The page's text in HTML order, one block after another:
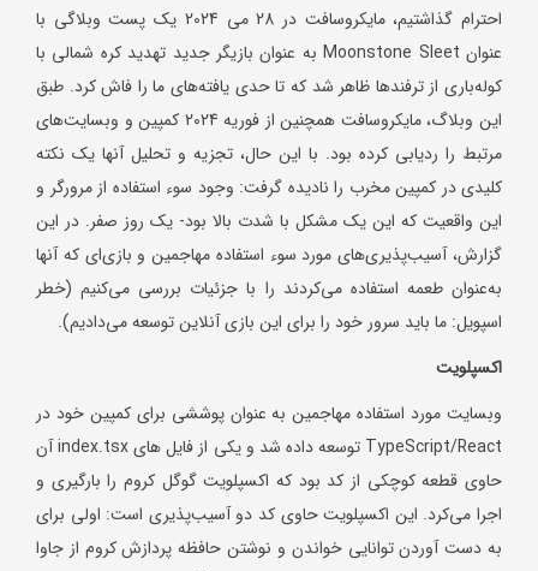
احترام گذاشتیم، مایکروسافت در 28 می 2024 یک پست وبلاگی با
عنوان Moonstone Sleet به عنوان بازیگر جدید تهدید کره شمالی با
کوله‌باری از ترفندها ظاهر شد که تا حدی یافته‌های ما را فاش کرد. طبق
این وبلاگ، مایکروسافت همچنین از فوریه 2024 کمپین و وبسایت‌های
مرتبط را ردیابی کرده بود. با این حال، تجزیه و تحلیل آنها یک نکته
کلیدی در کمپین مخرب را نادیده گرفت: وجود سوء استفاده از مرورگر و
این واقعیت که این یک مشکل با شدت بالا بود- یک روز صفر. در این
گزارش، آسیب‌پذیری‌های مورد سوء استفاده مهاجمین و بازی‌ای که آنها
به‌عنوان طعمه استفاده می‌کردند را با جزئیات بررسی می‌کنیم (خطر
اسپویل: ما باید سرور خود را برای این بازی آنلاین توسعه می‌دادیم).
اکسپلویت
وبسایت مورد استفاده مهاجمین به عنوان پوششی برای کمپین خود در
TypeScript/React توسعه داده شد و یکی از فایل های index.tsx آن
حاوی قطعه کوچکی از کد بود که اکسپلویت گوگل کروم را بارگیری و
اجرا می‌کرد. این اکسپلویت حاوی کد دو آسیب‌پذیری است: اولی برای
به دست آوردن توانایی خواندن و نوشتن حافظه پردازش کروم از جاوا